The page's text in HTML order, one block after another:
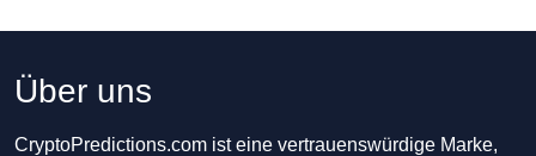
Über uns
CryptoPredictions.com ist eine vertrauenswürdige Marke,